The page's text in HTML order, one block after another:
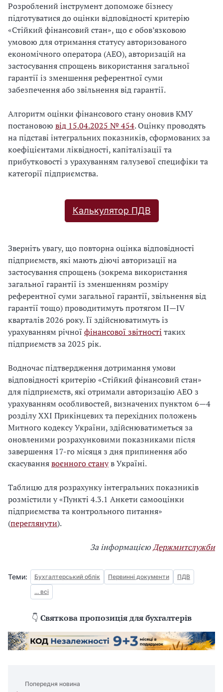
Розроблений інструмент допоможе бізнесу
підготуватися до оцінки відповідності критерію
«Стійкий фінансовий стан», що є обов’язковою
умовою для отримання статусу авторизованого
економічного оператора (АЕО), авторизацій на
застосування спрощень використання загальної
гарантії із зменшення референтної суми
забезпечення або звільнення від гарантії.
Алгоритм оцінки фінансового стану оновив КМУ
постановою від 15.04.2025 № 454. Оцінку проводять
на підставі інтегральних показників, сформованих за
коефіцієнтами ліквідності, капіталізації та
прибутковості з урахуванням галузевої специфіки та
категорії підприємства.
Калькулятор ПДВ
Зверніть увагу, що повторна оцінка відповідності
підприємств, які мають діючі авторизації на
застосування спрощень (зокрема використання
загальної гарантії із зменшенням розміру
референтної суми загальної гарантії, звільнення від
гарантії тощо) проводитимуть протягом II—IV
кварталів 2026 року. Її здійснюватимуть із
урахуванням річної фінансової звітності таких
підприємств за 2025 рік.
Водночас підтвердження дотримання умови
відповідності критерію «Стійкий фінансовий стан»
для підприємств, які отримали авторизацію АЕО з
урахуванням особливостей, визначених пунктом 6—4
розділу XXI Прикінцевих та перехідних положень
Митного кодексу України, здійснюватиметься за
оновленими розрахунковими показниками після
завершення 17-го місяця з дня припинення або
скасуваннявоєнного станув Україні.
Таблицю для розрахунку інтегральних показників
розмістили у «Пункті 4.3.1 Анкети самооцінки
підприємства та контрольного питання»
(переглянути).
За інформацієюДержмитслужби
Теми: Бухгалтерський облік Первинні документи
ПДВ
... всі
👇 Святкова пропозиція для бухгалтерів
Попередня новина